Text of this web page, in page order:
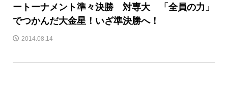
ートーナメント準々決勝 対専大 「全員の力」
でつかんだ大金星！いざ準決勝へ！
2014.08.14